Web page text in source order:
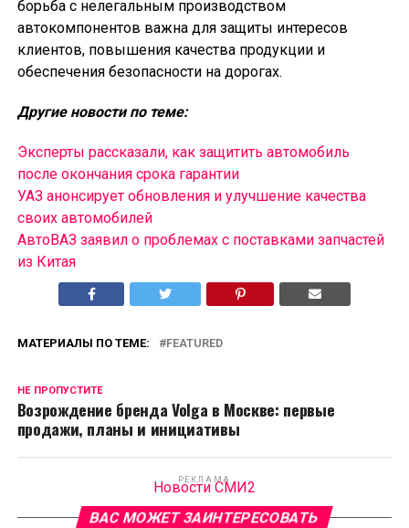
борьба с нелегальным производством
автокомпонентов важна для защиты интересов
клиентов, повышения качества продукции и
обеспечения безопасности на дорогах.
Другие новости по теме:
Эксперты рассказали, как защитить автомобиль
после окончания срока гарантии
УАЗ анонсирует обновления и улучшение качества
своих автомобилей
АвтоВАЗ заявил о проблемах с поставками запчастей
из Китая
МАТЕРИАЛЫ ПО ТЕМЕ: FEATURED
НЕ ПРОПУСТИТЕ
Возрождение бренда Volga в Москве: первые
продажи, планы и инициативы
РЕКЛАМА
Новости СМИ2
ВАС МОЖЕТ ЗАИНТЕРЕСОВАТЬ